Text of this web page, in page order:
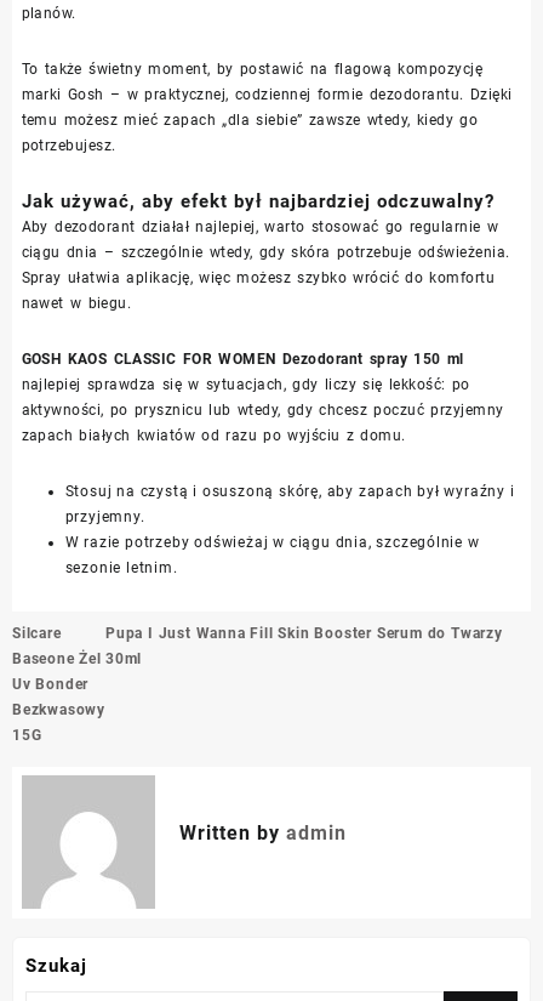
planów.
To także świetny moment, by postawić na flagową kompozycję
marki Gosh – w praktycznej, codziennej formie dezodorantu. Dzięki
temu możesz mieć zapach „dla siebie” zawsze wtedy, kiedy go
potrzebujesz.
Jak używać, aby efekt był najbardziej odczuwalny?
Aby dezodorant działał najlepiej, warto stosować go regularnie w
ciągu dnia – szczególnie wtedy, gdy skóra potrzebuje odświeżenia.
Spray ułatwia aplikację, więc możesz szybko wrócić do komfortu
nawet w biegu.
GOSH KAOS CLASSIC FOR WOMEN Dezodorant spray 150 ml
najlepiej sprawdza się w sytuacjach, gdy liczy się lekkość: po
aktywności, po prysznicu lub wtedy, gdy chcesz poczuć przyjemny
zapach białych kwiatów od razu po wyjściu z domu.
Stosuj na czystą i osuszoną skórę, aby zapach był wyraźny i
przyjemny.
W razie potrzeby odświeżaj w ciągu dnia, szczególnie w
sezonie letnim.
Nawigacja
wpisu
Silcare
Baseone Żel
Uv Bonder
Bezkwasowy
15G
Pupa I Just Wanna Fill Skin Booster Serum do Twarzy
30ml
Written by admin
Szukaj